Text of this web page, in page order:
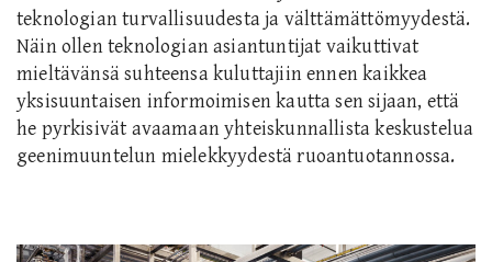
teknologian turvallisuudesta ja välttämättömyydestä.
Näin ollen teknologian asiantuntijat vaikuttivat
mieltävänsä suhteensa kuluttajiin ennen kaikkea
yksisuuntaisen informoimisen kautta sen sijaan, että
he pyrkisivät avaamaan yhteiskunnallista keskustelua
geenimuuntelun mielekkyydestä ruoantuotannossa.